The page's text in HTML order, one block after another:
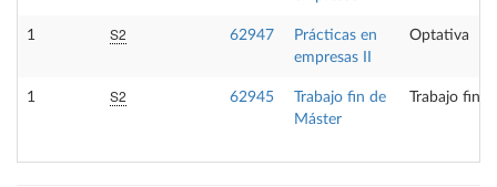
1 S2 62947
Prácticas en
empresas II
Optativa
1 S2 62945
Trabajo fin de
Máster
Trabajo fin